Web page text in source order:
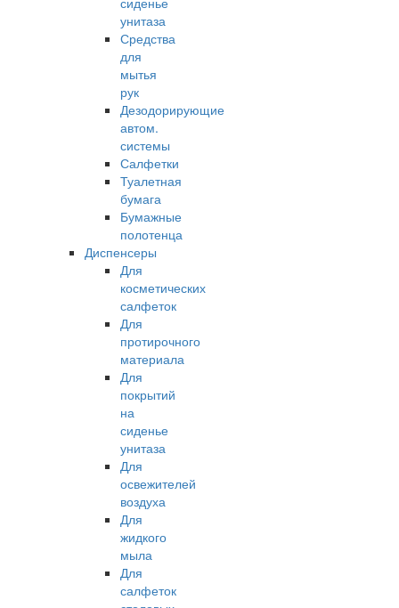
унитаза
Средства
для
мытья
рук
Дезодорирующие
автом.
системы
Салфетки
Туалетная
бумага
Бумажные
полотенца
Диспенсеры
Для
косметических
салфеток
Для
протирочного
материала
Для
покрытий
на
сиденье
унитаза
Для
освежителей
воздуха
Для
жидкого
мыла
Для
салфеток